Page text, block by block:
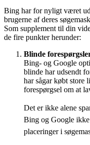
Bing har for nyligt været
brugerne af deres
Som supplement til din
de fire punkter herunder:
Blinde
Bing- og Google
blinde har udsendt
har sågar købt store
forespørgsel om at
Det er ikke alene
Bing og Google ikke
placeringer i